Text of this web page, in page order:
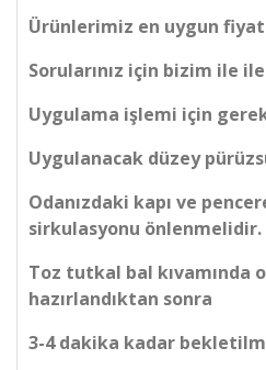
Ürünlerimiz en uygun
Sorularınız için bizim ile
Uygulama işlemi için
Uygulanacak düzey
Odanızdaki kapı ve
sirkulasyonu önlenmelidir.
Toz tutkal bal kıvamında
hazırlandıktan sonra
3-4 dakika kadar